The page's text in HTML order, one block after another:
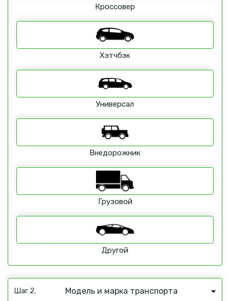
Кроссовер
Хэтчбэк
Универсал
Внедорожник
Грузовой
Другой
Шаг 2. Модель и марка транспорта